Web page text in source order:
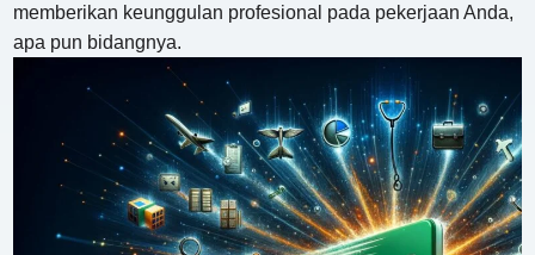
memberikan keunggulan profesional pada pekerjaan Anda,
apa pun bidangnya.